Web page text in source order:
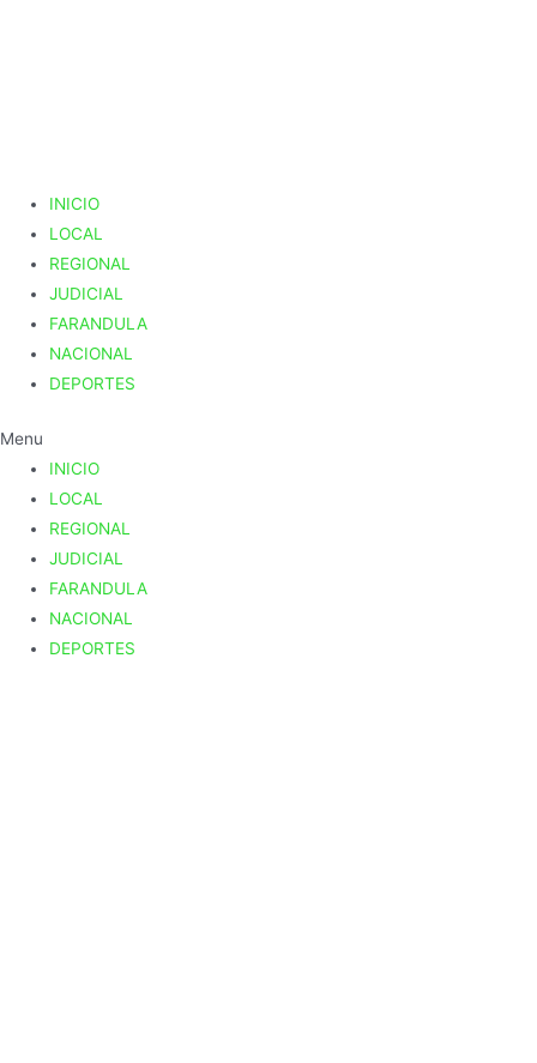
INICIO
LOCAL
REGIONAL
JUDICIAL
FARANDULA
NACIONAL
DEPORTES
Menu
INICIO
LOCAL
REGIONAL
JUDICIAL
FARANDULA
NACIONAL
DEPORTES